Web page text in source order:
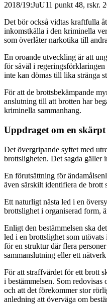
2018/19:JuU11 punkt 48, rskr.
Det bör också vidtas kraftfulla
inkomstkälla i den kriminella
som överlåter narkotika till
En oroande utveckling är att
för såväl i
inte kan dömas till lika stränga
För att de brottsbekämpande
anslutning till att brotten har
kriminella sammanhang.
Uppdraget om en
Det övergripande syftet med
brottsligheten. Det sagda
En förutsättning för
även särskilt identifiera de brott
Ett naturligt nästa led i en
brottslighet i organiserad form,
Enligt den bestämmelsen ska
led i en brottslighet som
för en struktur där flera
sammanslutning eller ett
För att straffvärdet för ett brott
i bestämmelsen. Som
och att det förekommer stor
anledning att överväga om